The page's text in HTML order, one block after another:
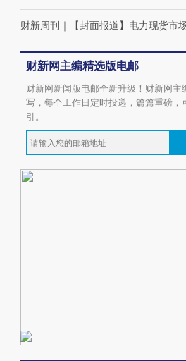
财新周刊 ｜ 【封面报道】电力现货市
财新网主编精选版电邮
财新网新闻版电邮全新升级！财新网主
写，每个工作日定时投递，篇篇重磅，
引。